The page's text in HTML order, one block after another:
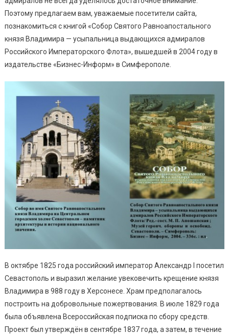
Поэтому предлагаем вам, уважаемые посетители сайта,
познакомиться с книгой «Собор Святого Равноапостального
князя Владимира — усыпальница выдающихся адмиралов
Российского Императорского Флота», вышедшей в 2004 году в
издательстве «Бизнес-Информ» в Симферополе.
В октябре 1825 года российский император Александр I посетил
Севастополь и выразил желание увековечить крещение князя
Владимира в 988 году в Херсонесе. Храм предполагалось
построить на добровольные пожертвования. В июле 1829 года
была объявлена Всероссийская подписка по сбору средств.
Проект был утверждён в сентябре 1837 года, а затем, в течение